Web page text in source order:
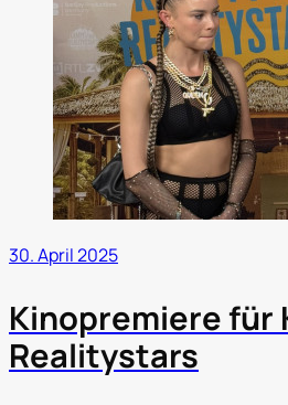
30. April 2025
Kinopremiere für
Realitystars